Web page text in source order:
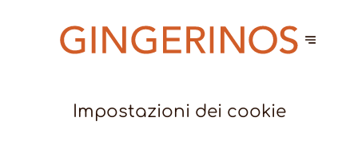
Impostazioni dei cookie